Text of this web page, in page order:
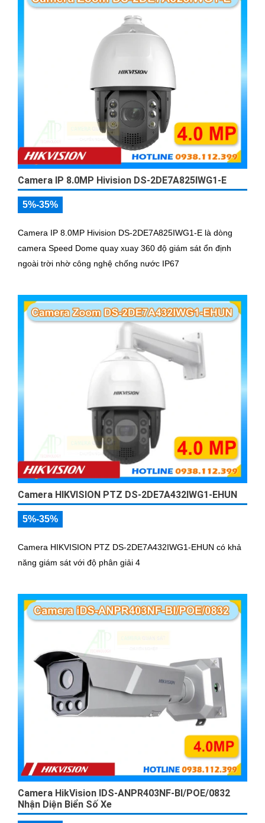
Camera IP 8.0MP Hivision DS-2DE7A825IWG1-E
5%-35%
Camera IP 8.0MP Hivision DS-2DE7A825IWG1-E là dòng
camera Speed Dome quay xuay 360 độ giám sát ổn định
ngoài trời nhờ công nghệ chống nước IP67
Camera HIKVISION PTZ DS-2DE7A432IWG1-EHUN
5%-35%
Camera HIKVISION PTZ DS-2DE7A432IWG1-EHUN có khả
năng giám sát với độ phân giải 4
Camera HikVision IDS-ANPR403NF-BI/POE/0832
Nhận Diện Biển Số Xe